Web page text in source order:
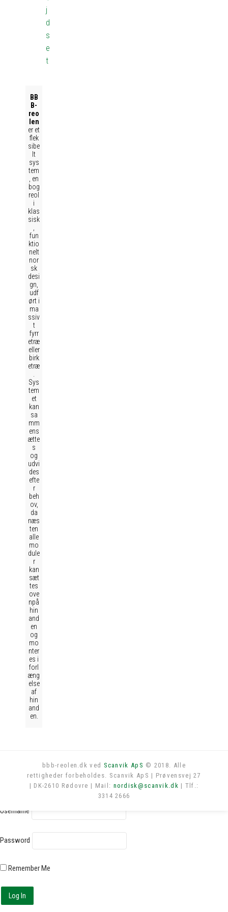
j
d
s
e
t
BB
B-
reo
len
er et
flek
sibe
lt
sys
tem
, en
bog
reol
i
klas
sisk
fun
ktio
nelt
nor
sk
desi
gn,
udf
ørt i
ma
ssiv
t
fyrr
etræ
eller
birk
etræ
Sys
tem
et
kan
sa
mm
ens
ætte
s
og
udvi
des
efte
r
beh
ov,
da
næs
ten
alle
mo
dule
r
kan
sæt
tes
ove
npå
hin
and
en
og
mo
nter
es i
forl
æng
else
af
hin
and
en.
bbb-reolen.dk ved Scanvik ApS © 2018. Alle
rettigheder forbeholdes. Scanvik ApS | Prøvensvej 27
| DK-2610 Rødovre | Mail: nordisk@scanvik.dk | Tlf.:
3314 2666
Log in
Username
Password
Remember Me